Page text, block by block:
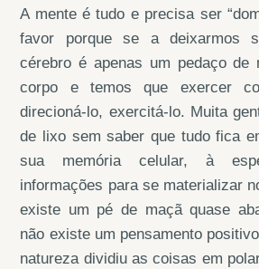
A mente é tudo e precisa ser
favor porque se a deixarmos
cérebro é apenas um pedaço de
corpo e temos que exercer
direcioná-lo, exercitá-lo. Muita
de lixo sem saber que tudo fica
sua memória celular, à
informações para se materializar
existe um pé de maçã quase
não existe um pensamento
natureza dividiu as coisas em